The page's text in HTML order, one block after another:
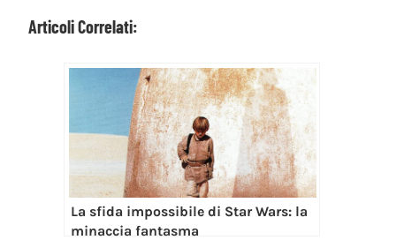
Articoli Correlati:
La sfida impossibile di Star Wars: la
minaccia fantasma